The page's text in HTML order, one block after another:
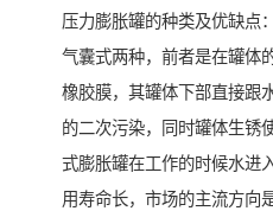
压力膨胀罐的种类及优缺点
气囊式两种，前者是在罐体
橡胶膜，其罐体下部直接跟
的二次污染，同时罐体生锈
式膨胀罐在工作的时候水进
用寿命长，市场的主流方向